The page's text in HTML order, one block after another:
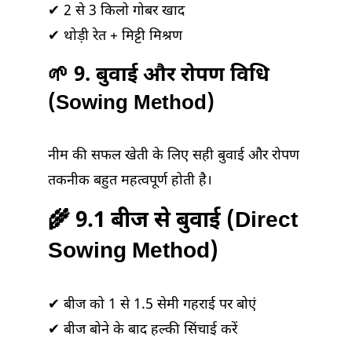
✔ 2 से 3 किलो गोबर खाद
✔ थोड़ी रेत + मिट्टी मिश्रण
🌱 9. बुवाई और रोपण विधि
(Sowing Method)
नीम की सफल खेती के लिए सही बुवाई और रोपण
तकनीक बहुत महत्वपूर्ण होती है।
🌾 9.1 बीज से बुवाई (Direct
Sowing Method)
✔ बीज को 1 से 1.5 सेमी गहराई पर बोएं
✔ बीज बोने के बाद हल्की सिंचाई करें